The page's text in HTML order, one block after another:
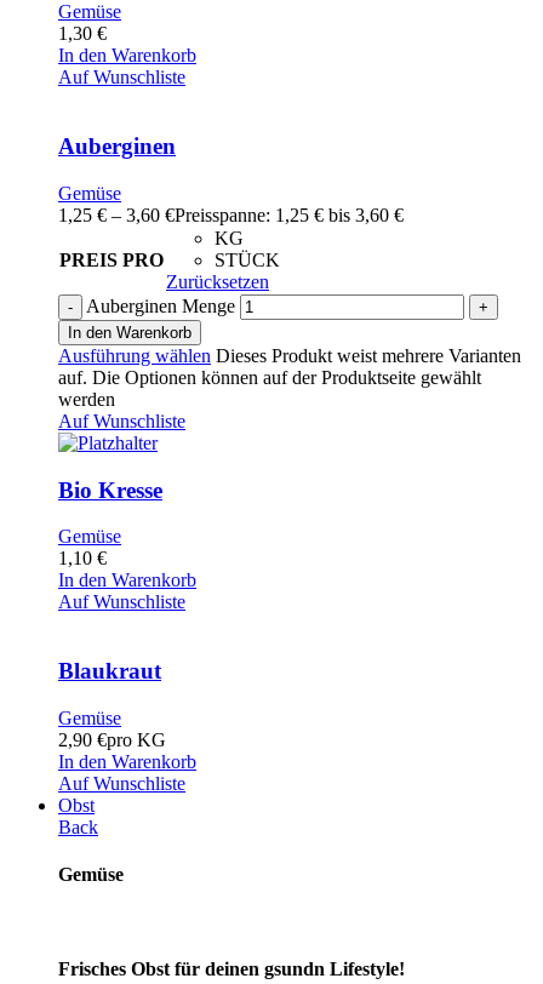
Gemüse
1,30 €
In den Warenkorb
Auf Wunschliste
Auberginen
Gemüse
1,25 € – 3,60 €Preisspanne: 1,25 € bis 3,60 €
PREIS PRO
KG
STÜCK
Zurücksetzen
Auberginen Menge
In den Warenkorb
Ausführung wählen Dieses Produkt weist mehrere Varianten
auf. Die Optionen können auf der Produktseite gewählt
werden
Auf Wunschliste
Bio Kresse
Gemüse
1,10 €
In den Warenkorb
Auf Wunschliste
Blaukraut
Gemüse
2,90 €pro KG
In den Warenkorb
Auf Wunschliste
Obst
Back
Gemüse
Frisches Obst für deinen gsundn Lifestyle!